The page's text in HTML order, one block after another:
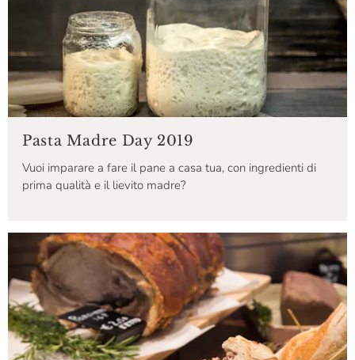
Pasta Madre Day 2019
Vuoi imparare a fare il pane a casa tua, con ingredienti di
prima qualità e il lievito madre?